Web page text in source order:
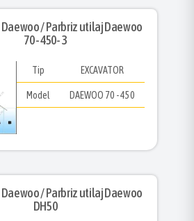
/ Parbriz utilaj Daewoo
70 - 450- 3
Tip EXCAVATOR
Model DAEWOO 70 - 450
/ Parbriz utilaj Daewoo
DH50